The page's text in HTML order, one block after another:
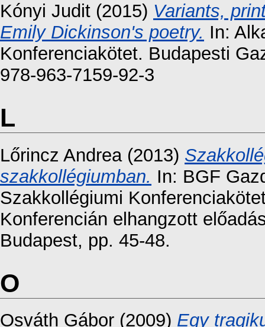
Kónyi Judit (2015) Variants,
Emily Dickinson's poetry. In:
Konferenciakötet. Budapesti
978-963-7159-92-3
L
Lőrincz Andrea(2013)
szakkollégiumban. In: BGF
Szakkollégiumi
Konferencián elhangzott
Budapest, pp. 45-48.
O
Osváth Gábor (2009) Egy